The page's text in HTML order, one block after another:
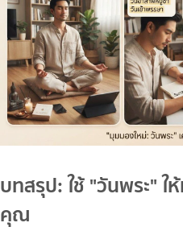
บทสรุป: ใช้ "วันพระ" ใ
คุณ